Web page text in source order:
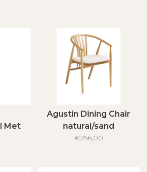
Met
Agustin Dining Chair
natural/sand
€256,00